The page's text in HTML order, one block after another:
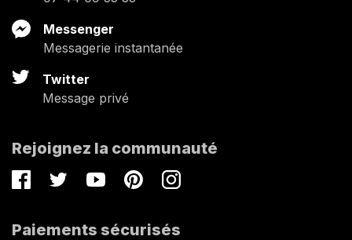
Messenger
Messagerie instantanée
Twitter
Message privé
Rejoignez la communauté
FacebookTwitterYoutubePinterestInstagram
Paiements sécurisés